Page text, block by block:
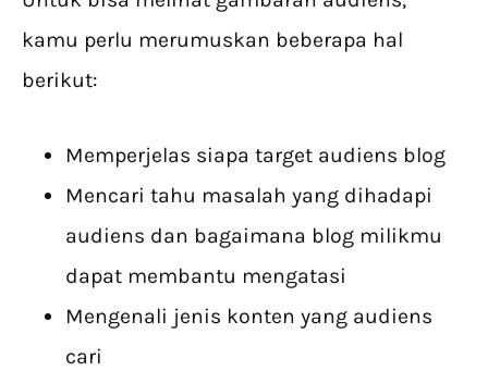
kamu perlu merumuskan beberapa hal
berikut:
Memperjelas siapa target audiens blog
Mencari tahu masalah yang dihadapi
audiens dan bagaimana blog milikmu
dapat membantu mengatasi
Mengenali jenis konten yang audiens
cari